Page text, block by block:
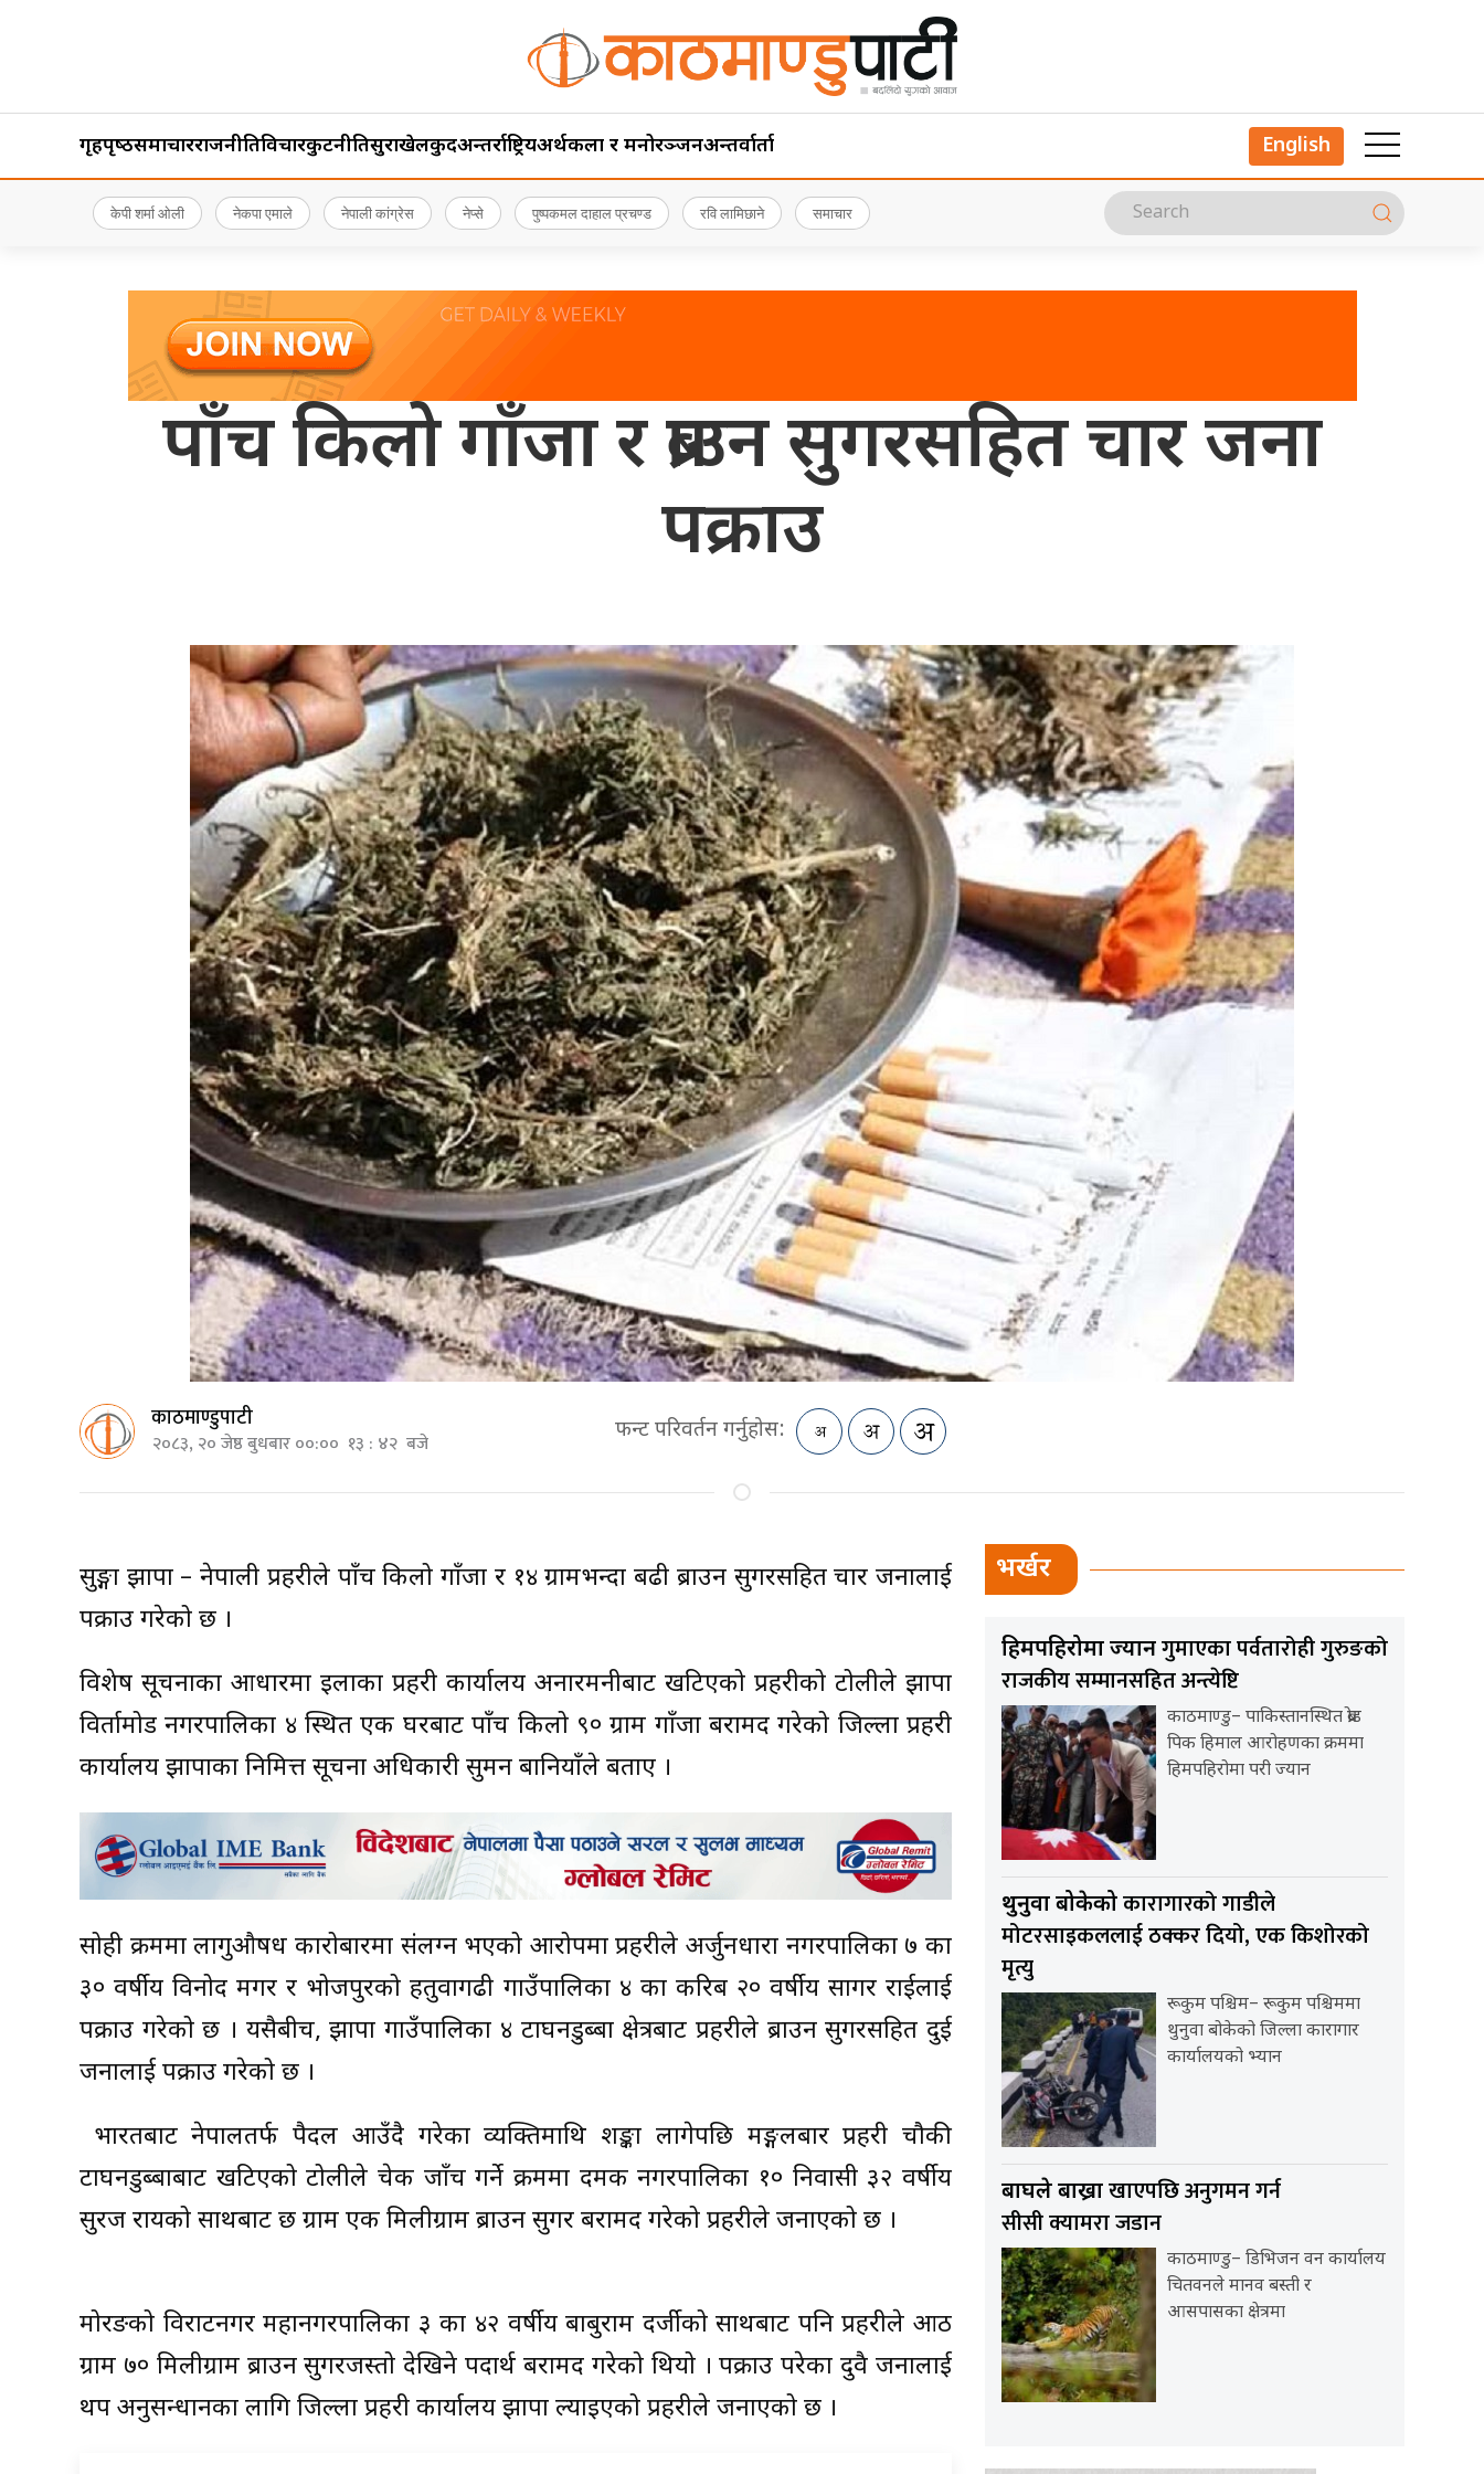
गृहपृष्‍ठसमाचारराजनीतिविचारकुटनीतिसुरक्षाखेलकुदअन्तर्राष्ट्रियअर्थकला र मनोरञ्जनअन्तर्वार्ता English
केपी शर्मा ओली नेकपा एमाले नेपाली कांग्रेस नेप्से पुष्पकमल दाहाल प्रचण्ड रवि लामिछाने समाचार
पाँच किलो गाँजा र ब्राउन सुगरसहित चार जना
पक्राउ
काठमाण्डुपाटी
२०८३, २० जेष्ठ बुधबार ००:०० १३ : ४२ बजे फन्ट परिवर्तन गर्नुहोस:
सुरुङ्गा झापा – नेपाली प्रहरीले पाँच किलो गाँजा र १४ ग्रामभन्दा बढी ब्राउन सुगरसहित चार जनालाई
पक्राउ गरेको छ ।
विशेष सूचनाका आधारमा इलाका प्रहरी कार्यालय अनारमनीबाट खटिएको प्रहरीको टोलीले झापा
विर्तामोड नगरपालिका ४ स्थित एक घरबाट पाँच किलो ९० ग्राम गाँजा बरामद गरेको जिल्ला प्रहरी
कार्यालय झापाका निमित्त सूचना अधिकारी सुमन बानियाँले बताए ।
सोही क्रममा लागुऔषध कारोबारमा संलग्न भएको आरोपमा प्रहरीले अर्जुनधारा नगरपालिका ७ का
३० वर्षीय विनोद मगर र भोजपुरको हतुवागढी गाउँपालिका ४ का करिब २० वर्षीय सागर राईलाई
पक्राउ गरेको छ । यसैबीच, झापा गाउँपालिका ४ टाघनडुब्बा क्षेत्रबाट प्रहरीले ब्राउन सुगरसहित दुई
जनालाई पक्राउ गरेको छ ।
भारतबाट नेपालतर्फ पैदल आउँदै गरेका व्यक्तिमाथि शङ्का लागेपछि मङ्गलबार प्रहरी चौकी
टाघनडुब्बाबाट खटिएको टोलीले चेक जाँच गर्ने क्रममा दमक नगरपालिका १० निवासी ३२ वर्षीय
सुरज रायको साथबाट छ ग्राम एक मिलीग्राम ब्राउन सुगर बरामद गरेको प्रहरीले जनाएको छ ।
मोरङको विराटनगर महानगरपालिका ३ का ४२ वर्षीय बाबुराम दर्जीको साथबाट पनि प्रहरीले आठ
ग्राम ७० मिलीग्राम ब्राउन सुगरजस्तो देखिने पदार्थ बरामद गरेको थियो । पक्राउ परेका दुवै जनालाई
थप अनुसन्धानका लागि जिल्ला प्रहरी कार्यालय झापा ल्याइएको प्रहरीले जनाएको छ ।
भर्खर
हिमपहिरोमा ज्यानगुमाएका पर्वतारोही गुरुङको
राजकीय सम्मानसहित अन्त्येष्टि
काठमाण्डु– पाकिस्तानस्थित ब्रोड
पिक हिमाल आरोहणका क्रममा
हिमपहिरोमा परी ज्यान
थुनुवा बोकेकोकारागारको गाडीले
मोटरसाइकललाई ठक्कर दियो, एक किशोरको
मृत्यु
रूकुम पश्चिम– रूकुम पश्चिममा
थुनुवा बोकेको जिल्ला कारागार
कार्यालयको भ्यान
बाघले बाख्राखाएपछि अनुगमन गर्न
सीसी क्यामरा जडान
काठमाण्डु– डिभिजन वन कार्यालय
चितवनले मानव बस्ती र
आसपासका क्षेत्रमा